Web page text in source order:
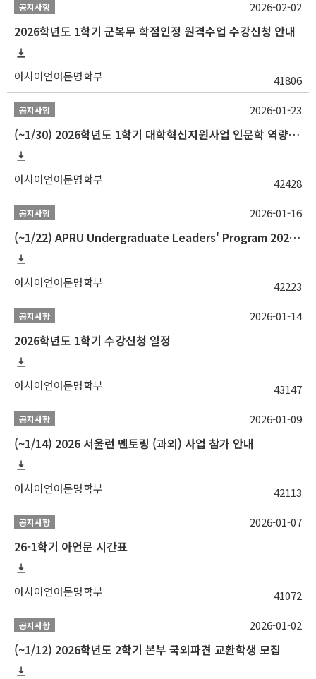
공지사항
2026학년도 1학기 군복무 학점인정 원격수업 수강신청 안내
아시아언어문명학부 41806
2026-02-02
공지사항
(~1/30) 2026학년도 1학기 대학혁신지원사업 인문학 역량강화 학업지원금 지원 선발 안내(학·석·박사)
아시아언어문명학부 42428
2026-01-23
공지사항
(~1/22) APRU Undergraduate Leaders' Program 2026 프로그램 참가자 모집
아시아언어문명학부 42223
2026-01-16
공지사항
2026학년도 1학기 수강신청 일정
아시아언어문명학부 43147
2026-01-14
공지사항
(~1/14) 2026 서울런 멘토링 (과외) 사업 참가 안내
아시아언어문명학부 42113
2026-01-09
공지사항
26-1학기 아언문 시간표
아시아언어문명학부 41072
2026-01-07
공지사항
(~1/12) 2026학년도 2학기 본부 국외파견 교환학생 모집
2026-01-02